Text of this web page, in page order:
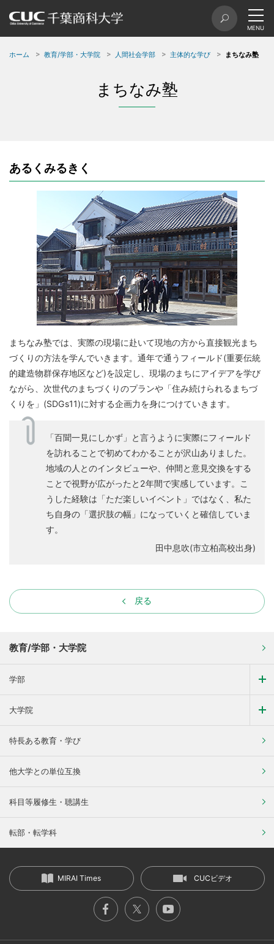
ホーム 教育/学部・大学院 人間社会学部 主体的な学び まちなみ塾
まちなみ塾
あるくみるきく
まちなみ塾では、実際の現場に赴いて現地の方から直接観光まち
づくりの方法を学んでいきます。通年で通うフィールド(重要伝統
的建造物群保存地区など)を設定し、現場のまちにアイデアを学び
ながら、次世代のまちづくりのプランや「住み続けられるまちづ
くりを」(SDGs11)に対する企画力を身につけていきます。
「百聞一見にしかず」と言うように実際にフィールド
を訪れることで初めてわかることが沢山ありました。
地域の人とのインタビューや、仲間と意見交換をする
ことで視野が広がったと2年間で実感しています。こ
うした経験は「ただ楽しいイベント」ではなく、私た
ち自身の「選択肢の幅」になっていくと確信していま
す。
田中息吹(市立柏高校出身)
戻る
教育/学部・大学院
学部
大学院
特長ある教育・学び
他大学との単位互換
科目等履修生・聴講生
転部・転学科
MIRAI Times CUCビデオ